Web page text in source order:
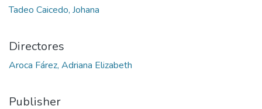
Tadeo Caicedo, Johana
Directores
Aroca Fárez, Adriana Elizabeth
Publisher